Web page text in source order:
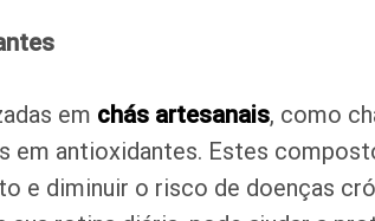
em chás artesanais, como
em antioxidantes. Estes
e diminuir o risco de doenças